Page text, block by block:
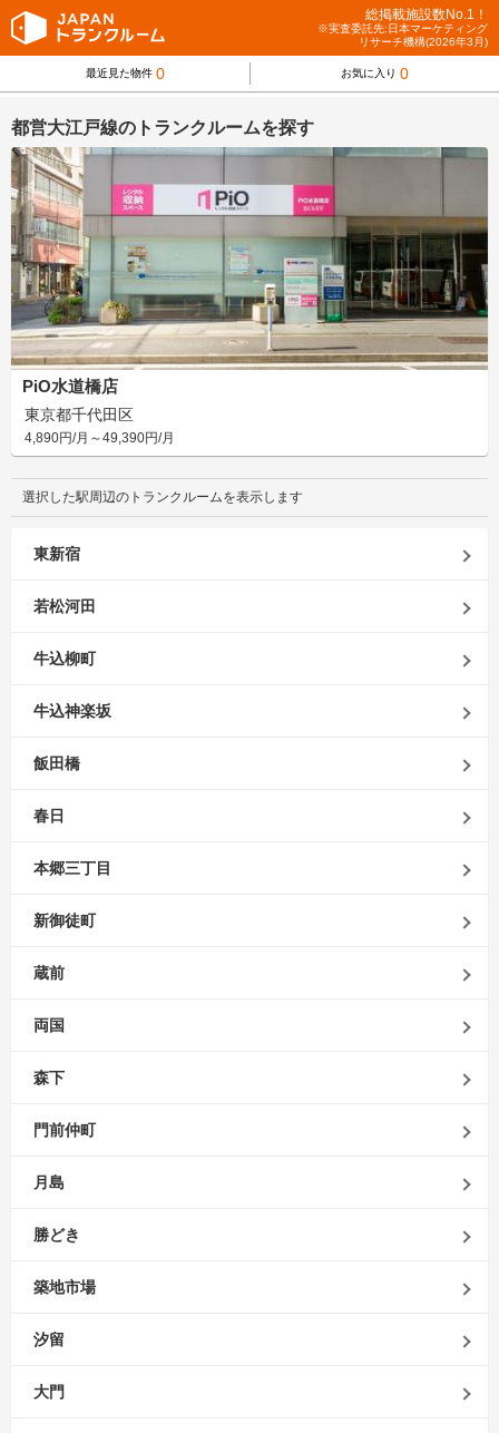
総掲載施設数No.1！
※実査委託先:日本マーケティング
リサーチ機構(2026年3月)
最近見た物件 0 お気に入り 0
都営大江戸線のトランクルームを探す
PiO水道橋店
東京都千代田区
4,890円/月～49,390円/月
選択した駅周辺のトランクルームを表示します
東新宿
若松河田
牛込柳町
牛込神楽坂
飯田橋
春日
本郷三丁目
新御徒町
蔵前
両国
森下
門前仲町
月島
勝どき
築地市場
汐留
大門